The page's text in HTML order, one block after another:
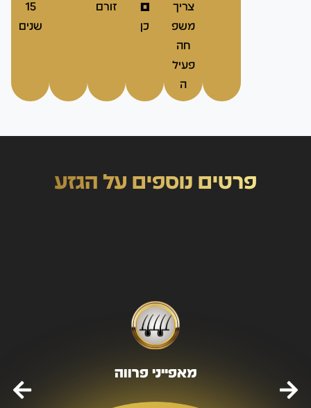
צריך
משפ
חה
פעיל
ה
ם
כן
זורם
15
שנים
פרטים נוספים על הגזע
מאפייני פרווה